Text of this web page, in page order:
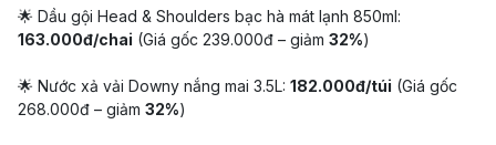
🌟 Dầu gội Head & Shoulders bạc hà mát lạnh 850ml:
163.000đ/chai (Giá gốc 239.000đ – giảm 32%)
🌟 Nước xả vải Downy nắng mai 3.5L: 182.000đ/túi (Giá gốc
268.000đ – giảm 32%)